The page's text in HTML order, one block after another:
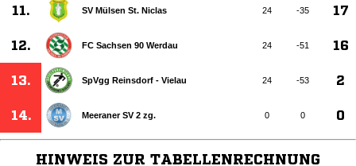
11. SV Mülsen St. Niclas 24 -35 17
12. FC Sachsen 90 Werdau 24 -51 16
13. SpVgg Reinsdorf - Vielau 24 -53 2
14. Meeraner SV 2 zg. 0 0 0
HINWEIS ZUR TABELLENRECHNUNG